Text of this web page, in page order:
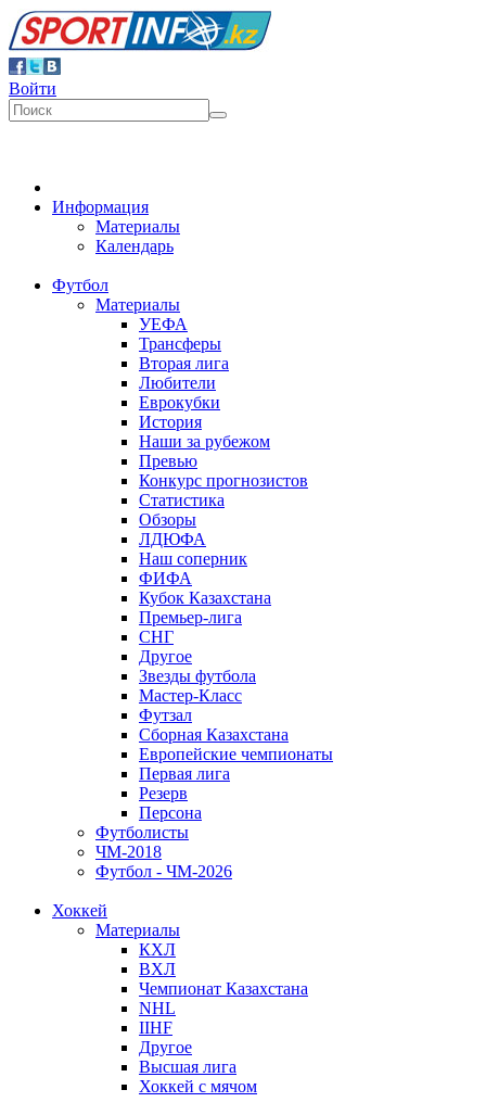
Войти
Информация
Материалы
Календарь
Футбол
Материалы
УЕФА
Трансферы
Вторая лига
Любители
Еврокубки
История
Наши за рубежом
Превью
Конкурс прогнозистов
Статистика
Обзоры
ЛДЮФА
Наш соперник
ФИФА
Кубок Казахстана
Премьер-лига
СНГ
Другое
Звезды футбола
Мастер-Класс
Футзал
Сборная Казахстана
Европейские чемпионаты
Первая лига
Резерв
Персона
Футболисты
ЧМ-2018
Футбол - ЧМ-2026
Хоккей
Материалы
КХЛ
ВХЛ
Чемпионат Казахстана
NHL
IIHF
Другое
Высшая лига
Хоккей с мячом